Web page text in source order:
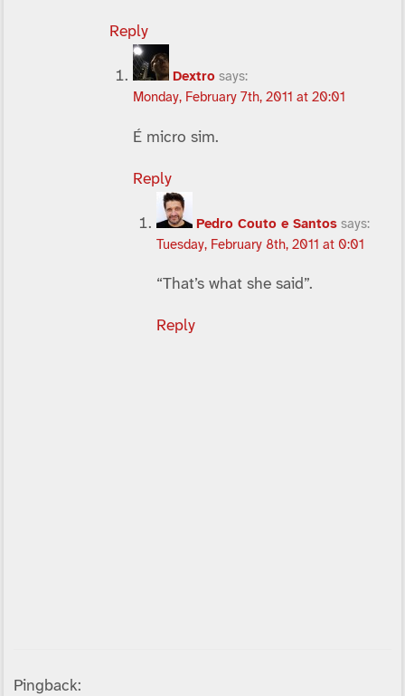
Reply
Dextro says:
Monday, February 7th, 2011 at 20:01
É micro sim.
Reply
Pedro Couto e Santos says:
Tuesday, February 8th, 2011 at 0:01
“That’s what she said”.
Reply
Pingback: